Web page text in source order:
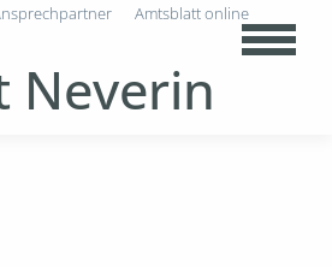
Neverin
Amtsblatt online